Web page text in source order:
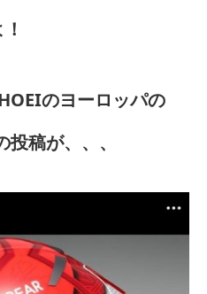
のヨーロッパの
稿が、、、